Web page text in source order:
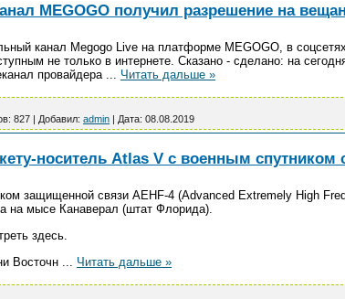
MEGOGO получил разрешение на
канал Megogo Live на платформе MEGOGO, в
не только в интернете. Сказано - сделано: на
провайдера ... Читать дальше »
827 | Добавил: admin | Дата: 08.08.2019
носитель Atlas V с военным спутником
защищенной связи AEHF-4 (Advanced Extremely High
на мысе Канаверал (штат Флорида).
здесь.
Восточн ... Читать дальше »